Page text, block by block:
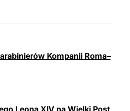
Kompanii Roma–
Leona XIV na Wielki Post